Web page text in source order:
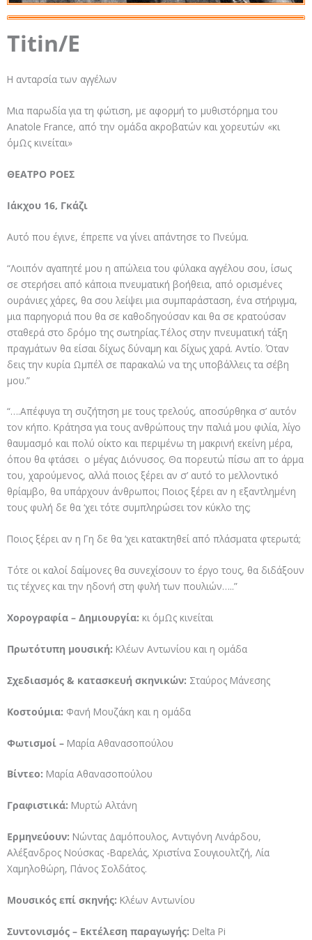
Titin/Ε
Η ανταρσία των αγγέλων
Μια παρωδία για τη φώτιση, με αφορμή το μυθιστόρημα του
Anatole France, από την ομάδα ακροβατών και χορευτών «κι
όμΩς κινείται»
ΘΕΑΤΡΟ ΡΟΕΣ
Ιάκχου 16, Γκάζι
Αυτό που έγινε, έπρεπε να γίνει απάντησε το Πνεύμα.
“Λοιπόν αγαπητέ μου η απώλεια του φύλακα αγγέλου σου, ίσως
σε στερήσει από κάποια πνευματική βοήθεια, από ορισμένες
ουράνιες χάρες, θα σου λείψει μια συμπαράσταση, ένα στήριγμα,
μια παρηγοριά που θα σε καθοδηγούσαν και θα σε κρατούσαν
σταθερά στο δρόμο της σωτηρίας.Τέλος στην πνευματική τάξη
πραγμάτων θα είσαι δίχως δύναμη και δίχως χαρά. Αντίο. Όταν
δεις την κυρία Ωμπέλ σε παρακαλώ να της υποβάλλεις τα σέβη
μου.”
“….Απέφυγα τη συζήτηση με τους τρελούς, αποσύρθηκα σ’ αυτόν
τον κήπο. Κράτησα για τους ανθρώπους την παλιά μου φιλία, λίγο
θαυμασμό και πολύ οίκτο και περιμένω τη μακρινή εκείνη μέρα,
όπου θα φτάσει ο μέγας Διόνυσος. Θα πορευτώ πίσω απ το άρμα
του, χαρούμενος, αλλά ποιος ξέρει αν σ’ αυτό το μελλοντικό
θρίαμβο, θα υπάρχουν άνθρωποι; Ποιος ξέρει αν η εξαντλημένη
τους φυλή δε θα ‘χει τότε συμπληρώσει τον κύκλο της;
Ποιος ξέρει αν η Γη δε θα ‘χει κατακτηθεί από πλάσματα φτερωτά;
Τότε οι καλοί δαίμονες θα συνεχίσουν το έργο τους, θα διδάξουν
τις τέχνες και την ηδονή στη φυλή των πουλιών…..”
Χορογραφία – Δημιουργία: κι όμΩς κινείται
Πρωτότυπη μουσική: Κλέων Αντωνίου και η ομάδα
Σχεδιασμός & κατασκευή σκηνικών: Σταύρος Μάνεσης
Κοστούμια: Φανή Μουζάκη και η ομάδα
Φωτισμοί – Μαρία Αθανασοπούλου
Βίντεο: Μαρία Αθανασοπούλου
Γραφιστικά: Μυρτώ Αλτάνη
Ερμηνεύουν: Νώντας Δαμόπουλος, Αντιγόνη Λινάρδου,
Αλέξανδρος Νούσκας -Βαρελάς, Χριστίνα Σουγιουλτζή, Λία
Χαμηλοθώρη, Πάνος Σολδάτος.
Μουσικός επί σκηνής: Κλέων Αντωνίου
Συντονισμός – Εκτέλεση παραγωγής: Delta Pi